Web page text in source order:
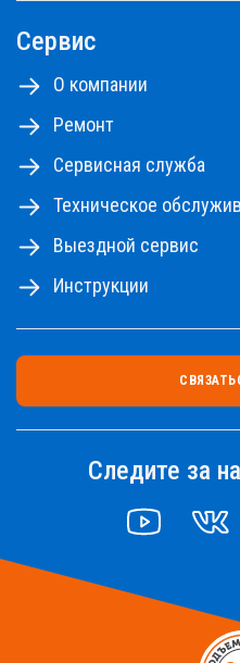
Сервис
О компании
Ремонт
Сервисная служба
Техническое
Выездной сервис
Инструкции
Следите за
YOUTUBE VK